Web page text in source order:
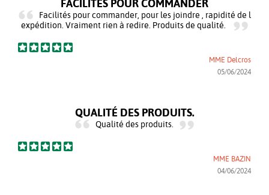
FACILITÉS POUR COMMANDER
Facilités pour commander, pour les joindre , rapidité de l
expédition. Vraiment rien à redire. Produits de qualité.
MME Delcros
05/06/2024
QUALITÉ DES PRODUITS.
Qualité des produits.
MME BAZIN
04/06/2024